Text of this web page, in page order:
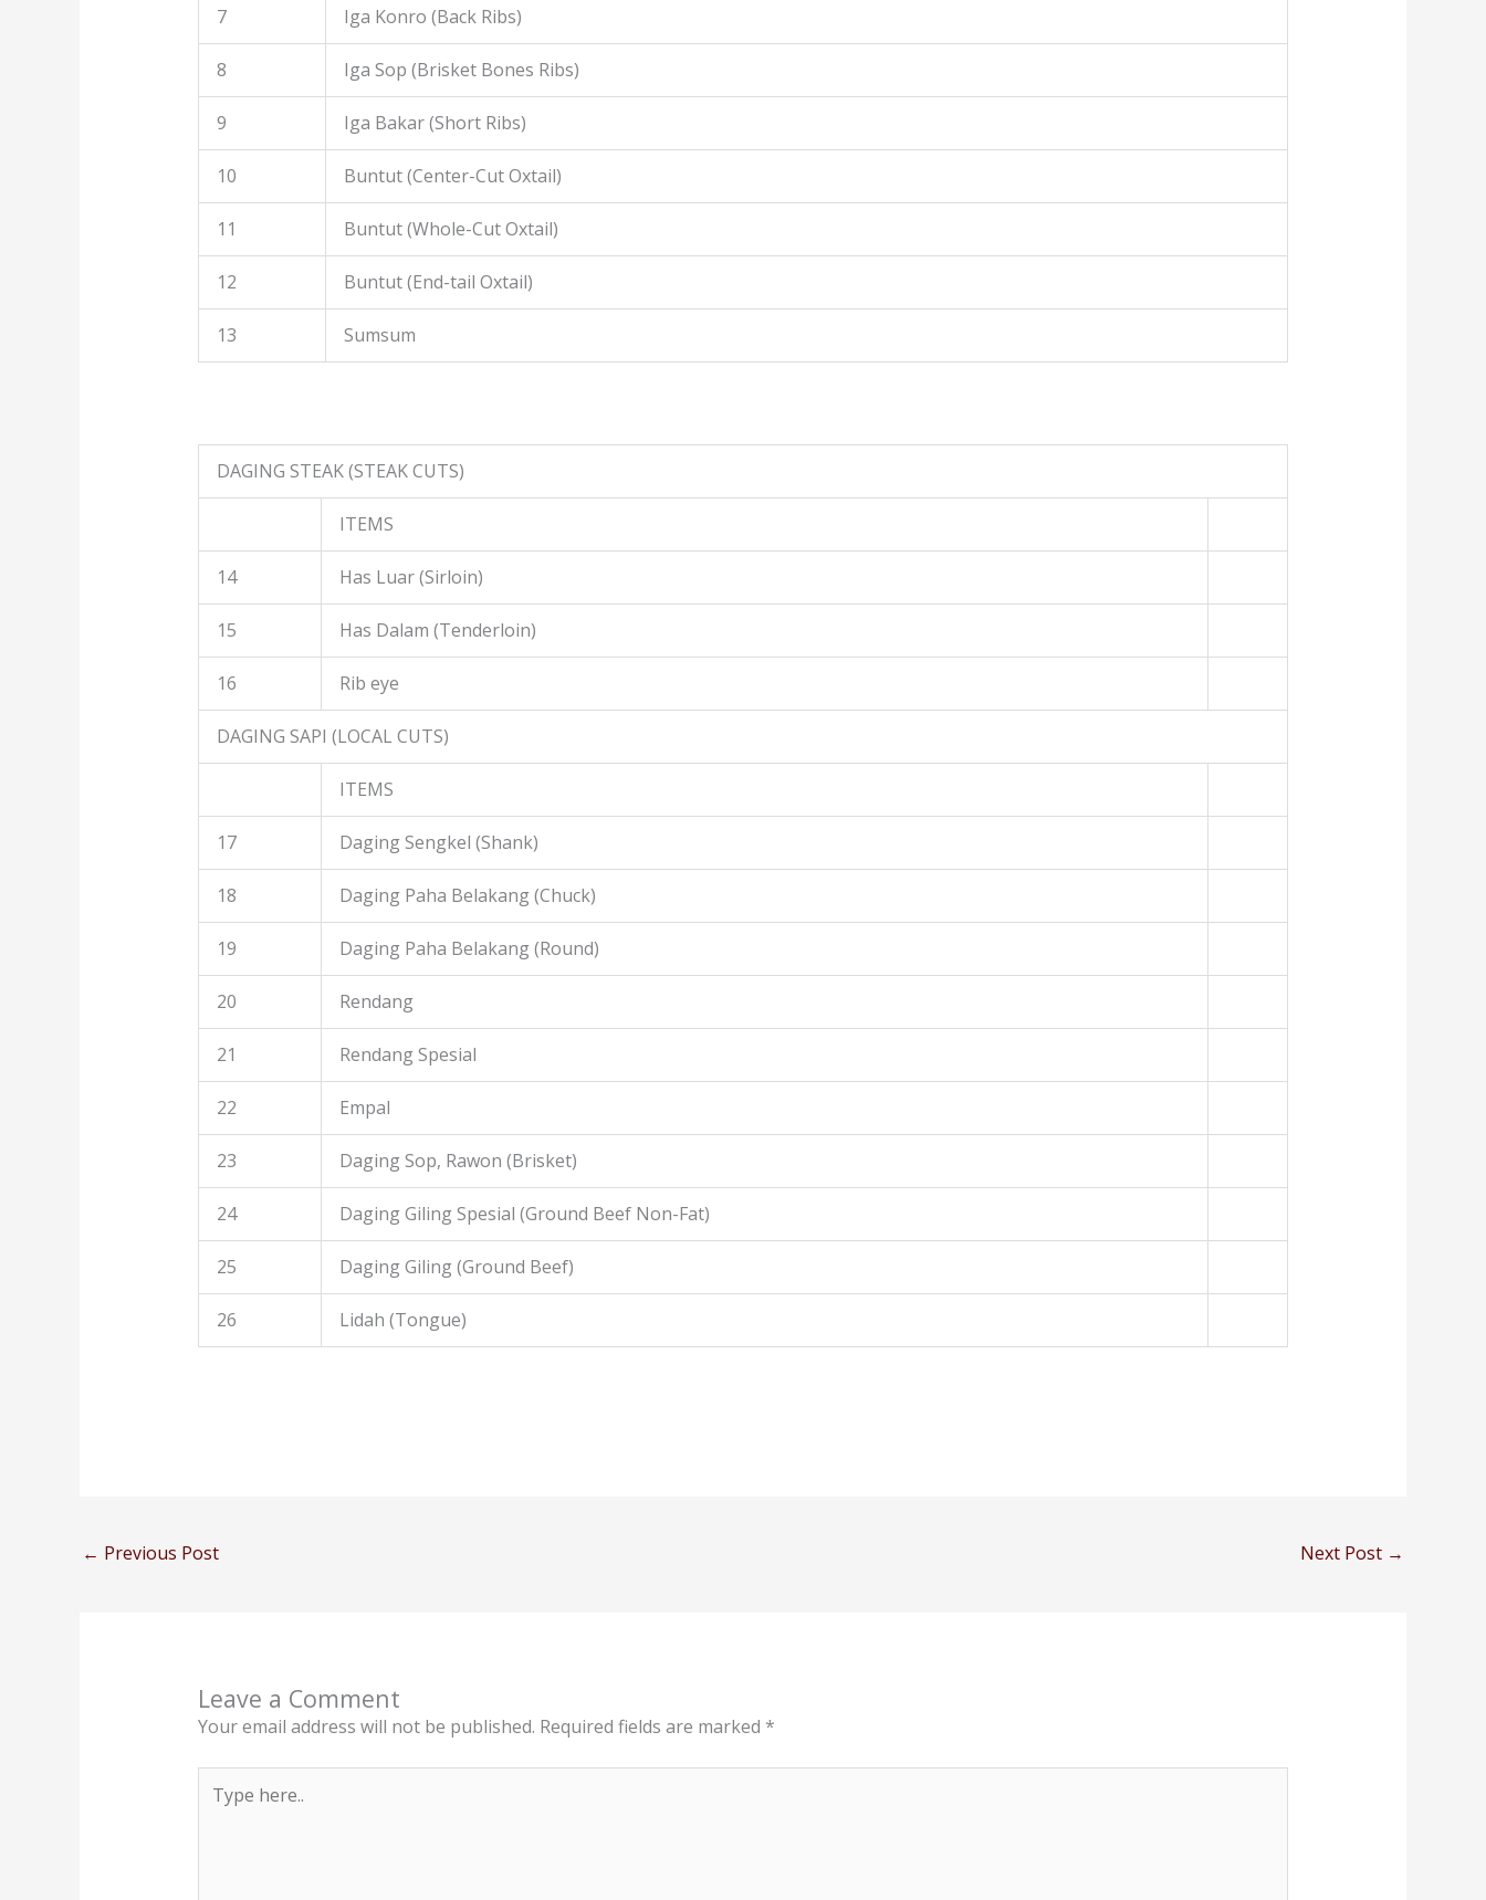
7 Iga Konro (Back Ribs)
8 Iga Sop (Brisket Bones Ribs)
9 Iga Bakar (Short Ribs)
10 Buntut (Center-Cut Oxtail)
11 Buntut (Whole-Cut Oxtail)
12 Buntut (End-tail Oxtail)
13 Sumsum
DAGING STEAK (STEAK CUTS)
ITEMS
14 Has Luar (Sirloin)
15 Has Dalam (Tenderloin)
16 Rib eye
DAGING SAPI (LOCAL CUTS)
ITEMS
17 Daging Sengkel (Shank)
18 Daging Paha Belakang (Chuck)
19 Daging Paha Belakang (Round)
20 Rendang
21 Rendang Spesial
22 Empal
23 Daging Sop, Rawon (Brisket)
24 Daging Giling Spesial (Ground Beef Non-Fat)
25 Daging Giling (Ground Beef)
26 Lidah (Tongue)
← Previous Post Next Post →
Leave a Comment
Your email address will not be published. Required fields are marked *
here..